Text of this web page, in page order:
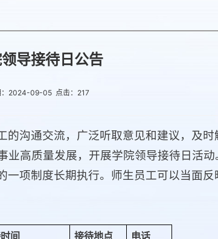
导接待日公告
：2024-09-05 点击： 217
的沟通交流，广泛听取意见和建议，及时
高质量发展，开展学院领导接待日活动
项制度长期执行。师生员工可以当面反
间 接待地点
电话